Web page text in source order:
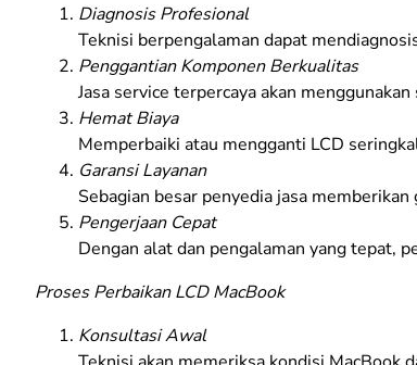
Diagnosis Profesional
Teknisi berpengalaman dapat
Penggantian Komponen Berkualitas
Jasa service terpercaya akan
Hemat Biaya
Memperbaiki atau mengganti LCD
Garansi Layanan
Sebagian besar penyedia jasa
Pengerjaan Cepat
Dengan alat dan pengalaman yang tepat,
Proses Perbaikan LCD MacBook
Konsultasi Awal